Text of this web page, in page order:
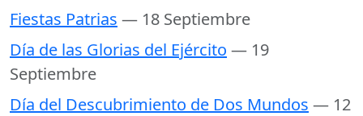
Fiestas Patrias — 18 Septiembre
Día de las Glorias del Ejército — 19
Septiembre
Día del Descubrimiento de Dos Mundos — 12